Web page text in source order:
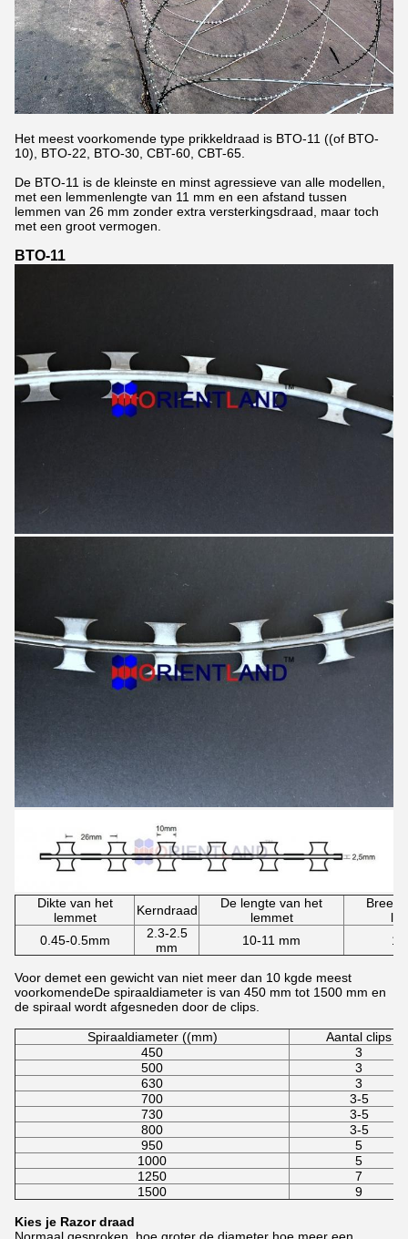
Het meest voorkomende type prikkeldraad is BTO-11 ((of BTO-
10), BTO-22, BTO-30, CBT-60, CBT-65.
De BTO-11 is de kleinste en minst agressieve van alle modellen,
met een lemmenlengte van 11 mm en een afstand tussen
lemmen van 26 mm zonder extra versterkingsdraad, maar toch
met een groot vermogen.
BTO-11
Dikte van het
lemmet
Kerndraad
De lengte van het
lemmet
0.45-0.5mm
2.3-2.5
mm
10-11 mm
Voor demet een gewicht van niet meer dan 10 kgde meest
voorkomendeDe spiraaldiameter is van 450 mm tot 1500 mm en
de spiraal wordt afgesneden door de clips.
Spiraaldiameter ((mm)
Aantal clips
450
3
500
3
630
3
700
3-5
730
3-5
800
3-5
950
5
1000
5
1250
7
1500
9
Kies je Razor draad